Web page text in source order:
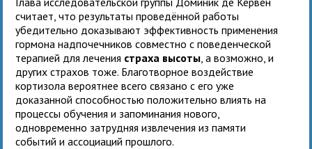
считает, что результаты проведённой работы
убедительно доказывают эффективность применения
гормона надпочечников совместно с поведенческой
терапией для лечения страха высоты , а возможно, и
других страхов тоже. Благотворное воздействие
кортизола вероятнее всего связано с его уже
доказанной способностью положительно влиять на
процессы обучения и запоминания нового,
одновременно затрудняя извлечения из памяти
событий и ассоциаций прошлого.